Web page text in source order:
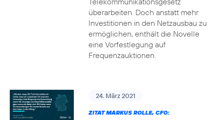
überarbeiten. Doch anstatt mehr
Investitionen in den Netzausbau zu
ermöglichen, enthält die Novelle
eine Vorfestlegung auf
Frequenzauktionen.
24. März 2021
ZITAT MARKUS ROLLE, CFO: